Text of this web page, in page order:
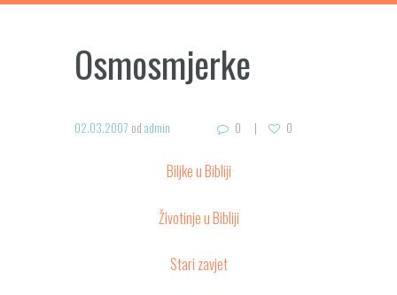
Osmosmjerke
02.03.2007 odadmin 0 0
Biljke u Bibliji
Životinje u Bibliji
Stari zavjet